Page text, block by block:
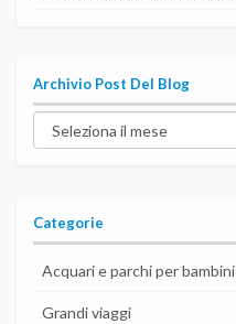
Archivio Post Del Blog
Archivio
post
Categorie
Acquari e parchi per bambini
Grandi viaggi